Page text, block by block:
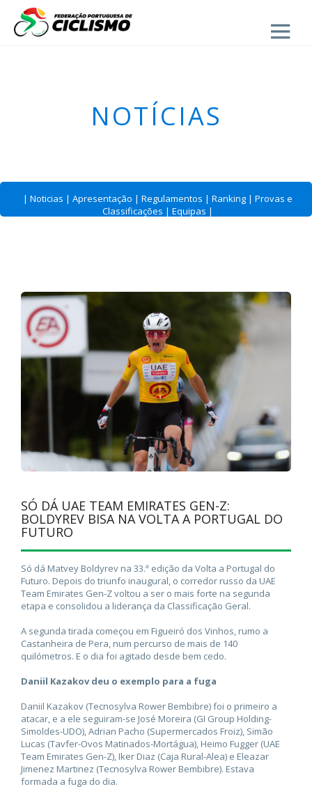
Close
- Estrada
NOTÍCIAS
| Noticias | Apresentação | Regulamentos | Ranking | Provas e
Classificações | Equipas |
SÓ DÁ UAE TEAM EMIRATES GEN-Z:
BOLDYREV BISA NA VOLTA A PORTUGAL DO
FUTURO
Só dá Matvey Boldyrev na 33.ª edição da Volta a Portugal do
Futuro. Depois do triunfo inaugural, o corredor russo da UAE
Team Emirates Gen-Z voltou a ser o mais forte na segunda
etapa e consolidou a liderança da Classificação Geral.
A segunda tirada começou em Figueiró dos Vinhos, rumo a
Castanheira de Pera, num percurso de mais de 140
quilómetros. E o dia foi agitado desde bem cedo.
Daniil Kazakov deu o exemplo para a fuga
Daniil Kazakov (Tecnosylva Rower Bembibre) foi o primeiro a
atacar, e a ele seguiram-se José Moreira (GI Group Holding-
Simoldes-UDO), Adrian Pacho (Supermercados Froiz), Simão
Lucas (Tavfer-Ovos Matinados-Mortágua), Heimo Fugger (UAE
Team Emirates Gen-Z), Iker Diaz (Caja Rural-Alea) e Eleazar
Jimenez Martinez (Tecnosylva Rower Bembibre). Estava
formada a fuga do dia.